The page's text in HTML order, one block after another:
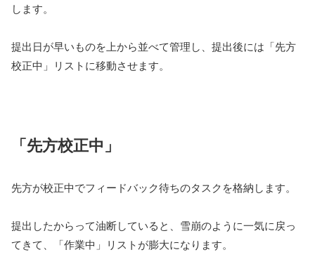
します。
提出日が早いものを上から並べて管理し、提出後には「先方
校正中」リストに移動させます。
「先方校正中」
先方が校正中でフィードバック待ちのタスクを格納します。
提出したからって油断していると、雪崩のように一気に戻っ
てきて、「作業中」リストが膨大になります。